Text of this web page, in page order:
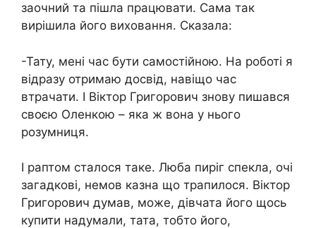
заочний та пішла працювати. Сама так
вирішила його виховання. Сказала:
-Тату, мені час бути самостійною. На роботі я
відразу отримаю досвід, навіщо час
втрачати. І Віктор Григорович знову пишався
своєю Оленкою – яка ж вона у нього
розумниця.
І раптом сталося таке. Люба пиріг спекла, очі
загадкові, немов казна що трапилося. Віктор
Григорович думав, може, дівчата його щось
купити надумали, тата, тобто його,